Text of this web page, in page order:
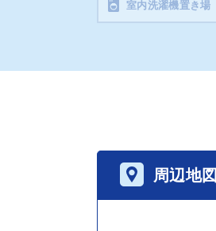
室内洗濯機置き場
周辺地図